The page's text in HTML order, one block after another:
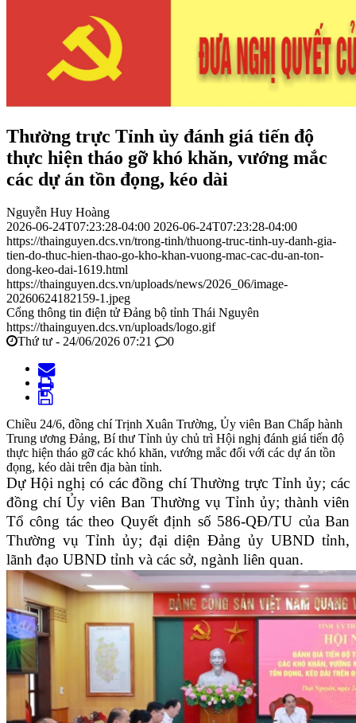
Thường trực Tỉnh ủy đánh giá tiến độ
thực hiện tháo gỡ khó khăn, vướng mắc
các dự án tồn đọng, kéo dài
Nguyễn Huy Hoàng
2026-06-24T07:23:28-04:00 2026-06-24T07:23:28-04:00
https://thainguyen.dcs.vn/trong-tinh/thuong-truc-tinh-uy-danh-gia-
tien-do-thuc-hien-thao-go-kho-khan-vuong-mac-cac-du-an-ton-
dong-keo-dai-1619.html
https://thainguyen.dcs.vn/uploads/news/2026_06/image-
20260624182159-1.jpeg
Cổng thông tin điện tử Đảng bộ tỉnh Thái Nguyên
https://thainguyen.dcs.vn/uploads/logo.gif
Thứ tư - 24/06/2026 07:21
0
Chiều 24/6, đồng chí Trịnh Xuân Trường, Ủy viên Ban Chấp hành
Trung ương Đảng, Bí thư Tỉnh ủy chủ trì Hội nghị đánh giá tiến độ
thực hiện tháo gỡ các khó khăn, vướng mắc đối với các dự án tồn
đọng, kéo dài trên địa bàn tỉnh.
Dự Hội nghị có các đồng chí Thường trực Tỉnh ủy; các
đồng chí Ủy viên Ban Thường vụ Tỉnh ủy; thành viên
Tổ công tác theo Quyết định số 586-QĐ/TU của Ban
Thường vụ Tỉnh ủy; đại diện Đảng ủy UBND tỉnh,
lãnh đạo UBND tỉnh và các sở, ngành liên quan.